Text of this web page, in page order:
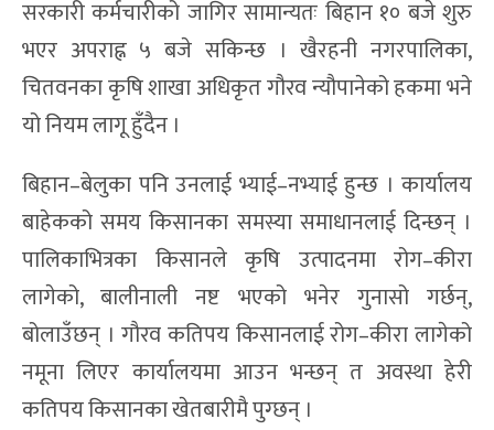
सरकारी कर्मचारीको जागिर सामान्यतः बिहान १० बजे शुरु
भएर अपराह्न ५ बजे सकिन्छ । खैरहनी नगरपालिका,
चितवनका कृषि शाखा अधिकृत गौरव न्यौपानेको हकमा भने
यो नियम लागू हुँदैन ।
बिहान–बेलुका पनि उनलाई भ्याई–नभ्याई हुन्छ । कार्यालय
बाहेकको समय किसानका समस्या समाधानलाई दिन्छन् ।
पालिकाभित्रका किसानले कृषि उत्पादनमा रोग–कीरा
लागेको, बालीनाली नष्ट भएको भनेर गुनासो गर्छन्,
बोलाउँछन् । गौरव कतिपय किसानलाई रोग–कीरा लागेको
नमूना लिएर कार्यालयमा आउन भन्छन् त अवस्था हेरी
कतिपय किसानका खेतबारीमै पुग्छन् ।